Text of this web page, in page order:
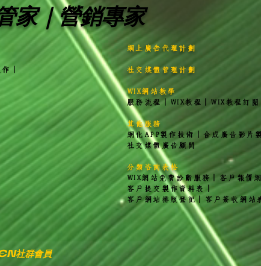
｜營銷專家
作
網上廣告代理計劃
社交媒體管理計劃
WIX網站教學
服務流程｜ WIX教程 WIX教程訂閱
其他服務
網化APP製作技術
｜合成廣告影片
社交媒體廣告顧問
分類咨詢表格
WIX網站免費診斷服務｜客戶報價
客戶提交製作資料表
｜
客戶網站排版登記｜ 客戶簽收網站
社群會員